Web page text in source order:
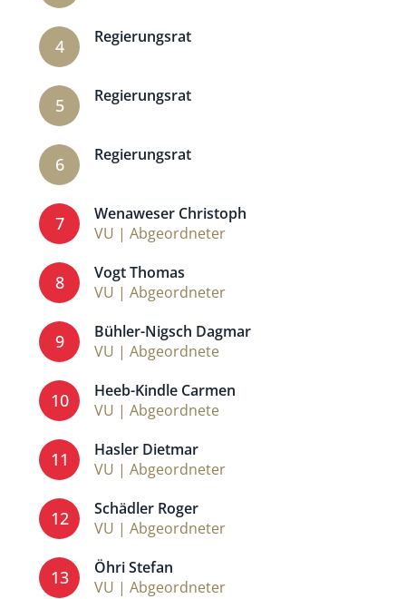
4 Regierungsrat
5 Regierungsrat
6 Regierungsrat
7
Wenaweser Christoph
VU | Abgeordneter
8
Vogt Thomas
VU | Abgeordneter
9
Bühler-Nigsch Dagmar
VU | Abgeordnete
10
Heeb-Kindle Carmen
VU | Abgeordnete
11
Hasler Dietmar
VU | Abgeordneter
12
Schädler Roger
VU | Abgeordneter
13
Öhri Stefan
VU | Abgeordneter